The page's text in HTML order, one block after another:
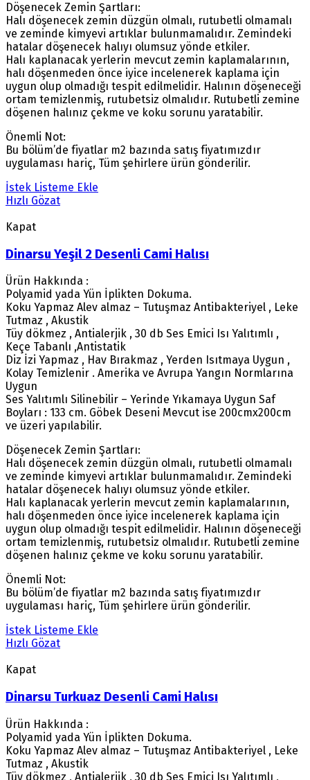
Döşenecek Zemin Şartları:
Halı döşenecek zemin düzgün olmalı, rutubetli olmamalı
ve zeminde kimyevi artıklar bulunmamalıdır. Zemindeki
hatalar döşenecek halıyı olumsuz yönde etkiler.
Halı kaplanacak yerlerin mevcut zemin kaplamalarının,
halı döşenmeden önce iyice incelenerek kaplama için
uygun olup olmadığı tespit edilmelidir. Halının döşeneceği
ortam temizlenmiş, rutubetsiz olmalıdır. Rutubetli zemine
döşenen halınız çekme ve koku sorunu yaratabilir.
Önemli Not:
Bu bölüm’de fiyatlar m2 bazında satış fiyatımızdır
uygulaması hariç, Tüm şehirlere ürün gönderilir.
İstek Listeme Ekle
Hızlı Gözat
Kapat
Dinarsu Yeşil 2 Desenli Cami Halısı
Ürün Hakkında :
Polyamid yada Yün İplikten Dokuma.
Koku Yapmaz Alev almaz – Tutuşmaz Antibakteriyel , Leke
Tutmaz , Akustik
Tüy dökmez , Antialerjik , 30 db Ses Emici Isı Yalıtımlı ,
Keçe Tabanlı ,Antistatik
Diz İzi Yapmaz , Hav Bırakmaz , Yerden Isıtmaya Uygun ,
Kolay Temizlenir . Amerika ve Avrupa Yangın Normlarına
Uygun
Ses Yalıtımlı Silinebilir – Yerinde Yıkamaya Uygun Saf
Boyları : 133 cm. Göbek Deseni Mevcut ise 200cmx200cm
ve üzeri yapılabilir.
Döşenecek Zemin Şartları:
Halı döşenecek zemin düzgün olmalı, rutubetli olmamalı
ve zeminde kimyevi artıklar bulunmamalıdır. Zemindeki
hatalar döşenecek halıyı olumsuz yönde etkiler.
Halı kaplanacak yerlerin mevcut zemin kaplamalarının,
halı döşenmeden önce iyice incelenerek kaplama için
uygun olup olmadığı tespit edilmelidir. Halının döşeneceği
ortam temizlenmiş, rutubetsiz olmalıdır. Rutubetli zemine
döşenen halınız çekme ve koku sorunu yaratabilir.
Önemli Not:
Bu bölüm’de fiyatlar m2 bazında satış fiyatımızdır
uygulaması hariç, Tüm şehirlere ürün gönderilir.
İstek Listeme Ekle
Hızlı Gözat
Kapat
Dinarsu Turkuaz Desenli Cami Halısı
Ürün Hakkında :
Polyamid yada Yün İplikten Dokuma.
Koku Yapmaz Alev almaz – Tutuşmaz Antibakteriyel , Leke
Tutmaz , Akustik
Tüy dökmez , Antialerjik , 30 db Ses Emici Isı Yalıtımlı ,